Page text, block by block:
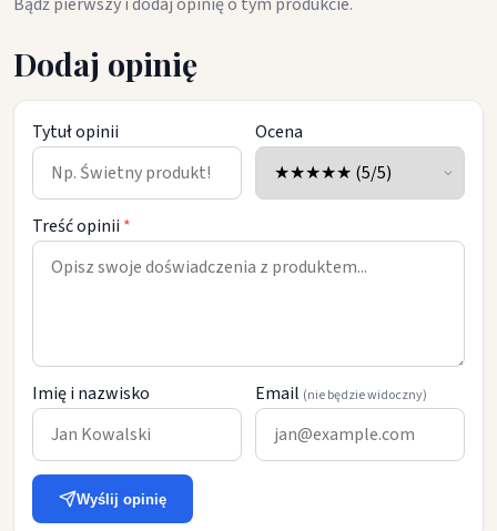
Dodaj opinię
Tytuł opinii Ocena
Treść opinii *
Imię i nazwisko Email (nie będzie widoczny)
Wyślij opinię